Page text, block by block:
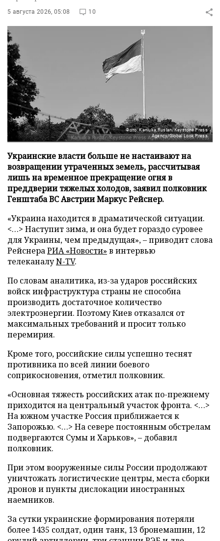
5 августа 2026, 05:08 10
Фото: Kaniuka Ruslan/Keystone Press
Agency/Global Look Press
Украинские власти больше не настаивают на
возвращении утраченных земель, рассчитывая
лишь на временное прекращение огня в
преддверии тяжелых холодов, заявил полковник
Генштаба ВС Австрии Маркус Рейснер.
«Украина находится в драматической ситуации.
<…> Наступит зима, и она будет гораздо суровее
для Украины, чем предыдущая», – приводит слова
РейснераРИА «Новости» в интервью
телеканалуN-TV.
По словам аналитика, из-за ударов российских
войск инфраструктура страны не способна
производить достаточное количество
электроэнергии. Поэтому Киев отказался от
максимальных требований и просит только
перемирия.
Кроме того, российские силы успешно теснят
противника по всей линии боевого
соприкосновения, отметил полковник.
«Основная тяжесть российских атак по-прежнему
приходится на центральный участок фронта. <…>
На южном участке Россия приближается к
Запорожью. <…> На севере постоянным обстрелам
подвергаются Сумы и Харьков», – добавил
полковник.
При этом вооруженные силы России продолжают
уничтожать логистические центры, места сборки
дронов и пункты дислокации иностранных
наемников.
За сутки украинские формирования потеряли
более 1435 солдат, один танк, 13 бронемашин, 12